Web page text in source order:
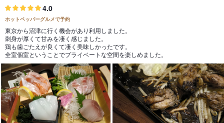
4.0
ホットペッパーグルメで予約
東京から沼津に行く機会があり利用しました。
刺身が厚くて甘みを凄く感じました。
鶏も歯ごたえが良くて凄く美味しかったです。
全室個室ということでプライベートな空間を楽しめました。